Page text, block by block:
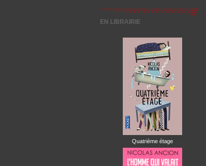
EN LIBRAIRIE
Quatrième étage